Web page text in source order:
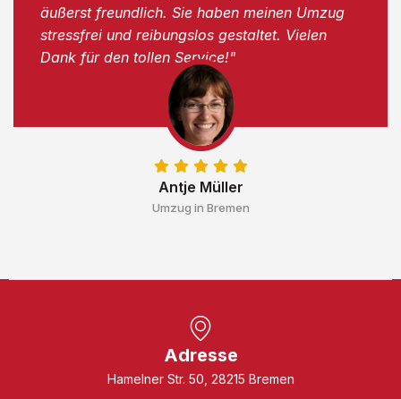
Antje Müller
Umzug in Bremen
äußerst freundlich. Sie haben meinen Umzug
stressfrei und reibungslos gestaltet. Vielen
Dank für den tollen Service!"
Adresse
Hamelner Str. 50, 28215 Bremen